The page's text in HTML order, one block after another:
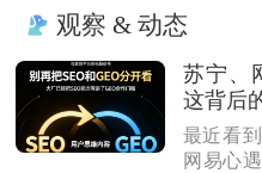
洋，网友：不
回也罢
观察 & 动态
苏宁、
这背后
最近看
网易心